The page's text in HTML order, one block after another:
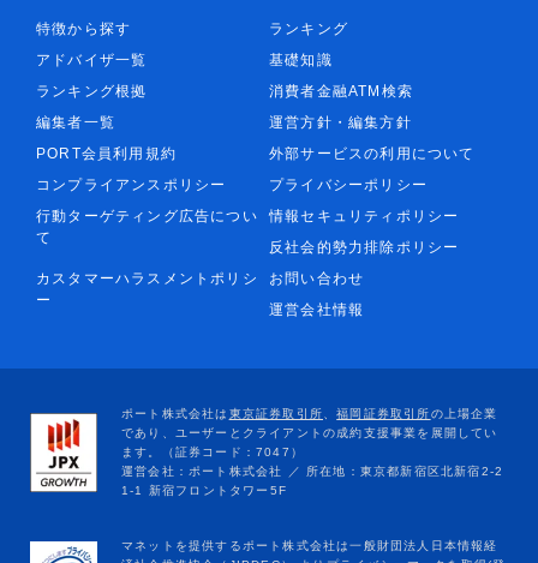
特徴から探す
ランキング
アドバイザ一覧
基礎知識
ランキング根拠
消費者金融ATM検索
編集者一覧
運営方針・編集方針
PORT会員利用規約
外部サービスの利用について
コンプライアンスポリシー
プライバシーポリシー
行動ターゲティング広告につい
て
情報セキュリティポリシー
反社会的勢力排除ポリシー
カスタマーハラスメントポリシ
ー
お問い合わせ
運営会社情報